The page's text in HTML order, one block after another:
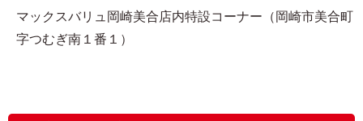
マックスバリュ岡崎美合店内特設コーナー（岡崎市美合町
字つむぎ南１番１）